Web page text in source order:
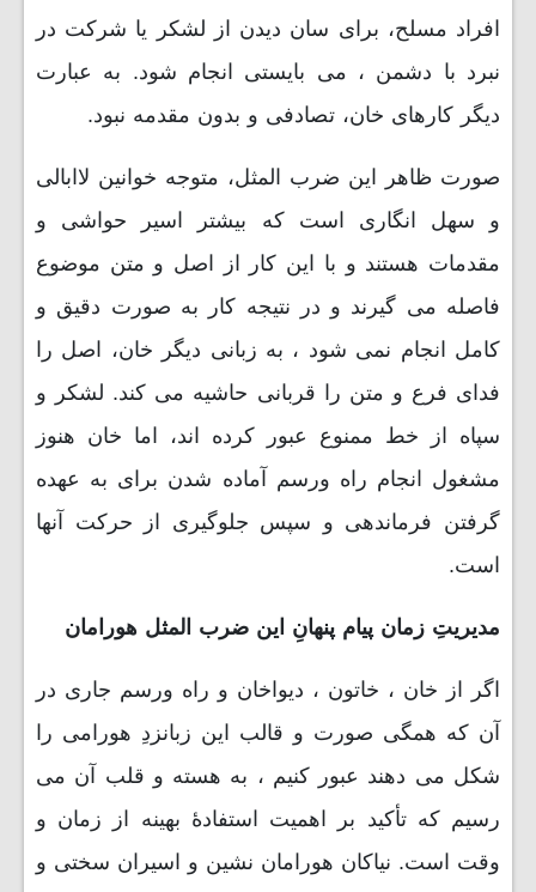
افراد مسلح، برای سان دیدن از لشکر یا شرکت در
نبرد با دشمن ، می بایستی انجام شود. به عبارت
دیگر کارهای خان، تصادفی و بدون مقدمه نبود.
صورت ظاهر این ضرب المثل، متوجه خوانین لاابالی
و سهل انگاری است که بیشتر اسیر حواشی و
مقدمات هستند و با این کار از اصل و متن موضوع
فاصله می گیرند و در نتیجه کار به صورت دقیق و
کامل انجام نمی شود ، به زبانی دیگر خان، اصل را
فدای فرع و متن را قربانی حاشیه می کند. لشکر و
سپاه از خط ممنوع عبور کرده اند، اما خان هنوز
مشغول انجام راه ورسم آماده شدن برای به عهده
گرفتن فرماندهی و سپس جلوگیری از حرکت آنها
است.
مدیریتِ زمان پیام پنهانِ این ضرب المثل هورامان
اگر از خان ، خاتون ، دیواخان و راه ورسم جاری در
آن که همگی صورت و قالب این زبانزدِ هورامی را
شکل می دهند عبور کنیم ، به هسته و قلب آن می
رسیم که تأکید بر اهمیت استفادۀ بهینه از زمان و
وقت است. نیاکان هورامان نشین و اسیران سختی و